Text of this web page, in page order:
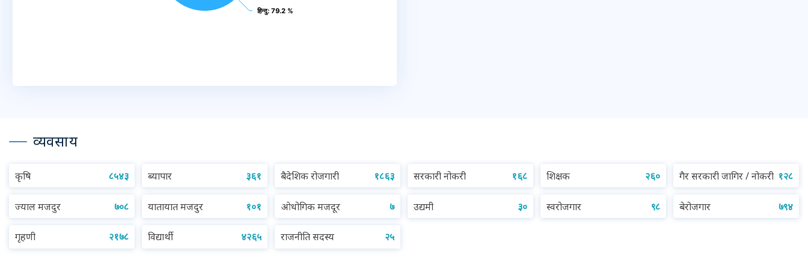
हिन्दु: 79.2 %
हिन्दु: 79.2 %
व्यवसाय
कृषि ८५४३ ब्यापार ३६१ बैदेशिक रोजगारी १८६३ सरकारी नोकरी १६८ शिक्षक २६० गैर सरकारी जागिर / नोकरी १२८
ज्याल मजदुर ७०८ यातायात मजदुर १०१ ओधोगिक मजदूर ७ उद्यमी ३० स्वरोजगार ९८ बेरोजगार ७९४
गृहणी २१७८ विद्यार्थी ४२६५ राजनीति सदस्य २५